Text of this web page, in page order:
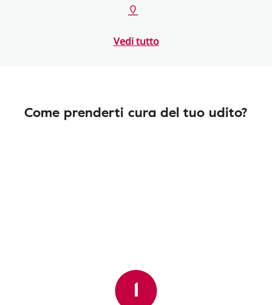
Vedi tutto
Come prenderti cura del tuo udito?
1